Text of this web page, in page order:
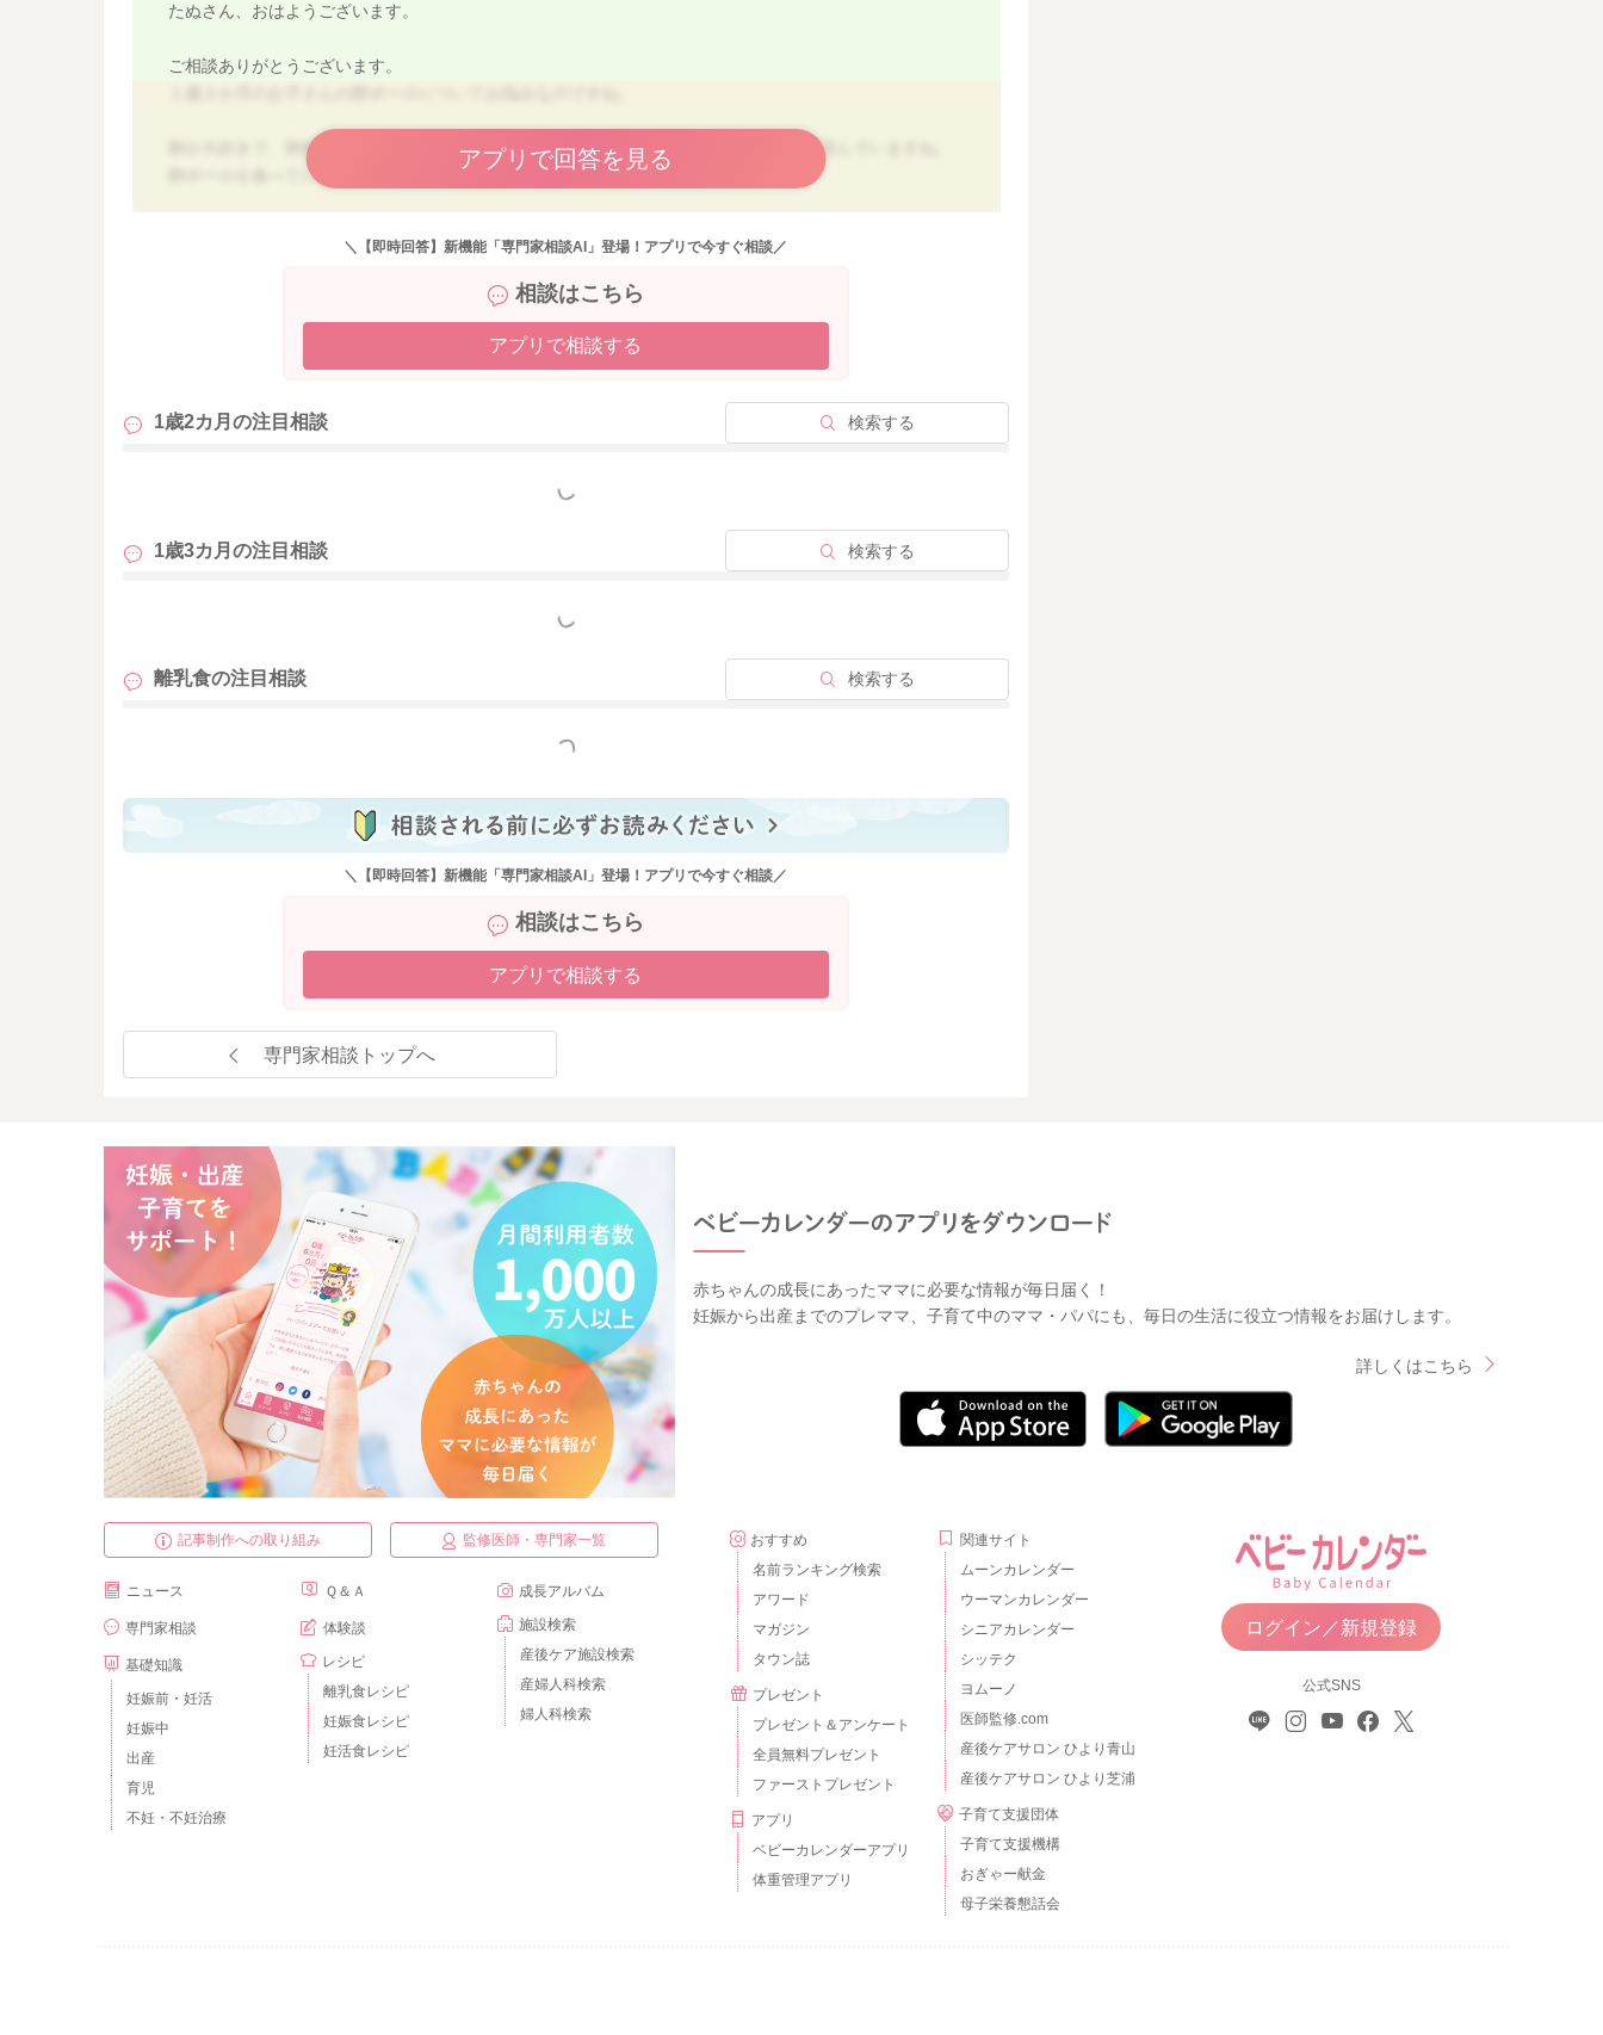
たぬさん、おはようございます。
ご相談ありがとうございます。
卵が大好きで、卵焼きなども問題なく食べられているとのこと、アレルギーチェックは済んでいますね。
卵ボーロを食べていただいて問題ありません。
りますので、甘いもの以外食べなくなるリスクを考えると、少量ずつ食べていただくのが安心ではありま
アプリで回答を見る
2024/9/13 9:21
＼【即時回答】新機能「専門家相談AI」登場！アプリで今すぐ相談／
相談はこちら
アプリで相談する
1歳2カ月の注目相談 検索する
もっと見る
1歳3カ月の注目相談 検索する
もっと見る
離乳食の注目相談 検索する
もっと見る
＼【即時回答】新機能「専門家相談AI」登場！アプリで今すぐ相談／
相談はこちら
アプリで相談する
専門家相談トップへ
赤ちゃんの成長にあったママに必要な情報が毎日届く！
妊娠から出産までのプレママ、子育て中のママ・パパにも、毎日の生活に役立つ情報をお届けします。
詳しくはこちら
記事制作への取り組み 監修医師・専門家一覧
ニュース
専門家相談
基礎知識
妊娠前・妊活
妊娠中
出産
育児
不妊・不妊治療
Ｑ＆Ａ
体験談
レシピ
離乳食レシピ
妊娠食レシピ
妊活食レシピ
成長アルバム
施設検索
産後ケア施設検索
産婦人科検索
婦人科検索
おすすめ
名前ランキング検索
アワード
マガジン
タウン誌
プレゼント
プレゼント＆アンケート
全員無料プレゼント
ファーストプレゼント
アプリ
ベビーカレンダーアプリ
体重管理アプリ
関連サイト
ムーンカレンダー
ウーマンカレンダー
シニアカレンダー
シッテク
ヨムーノ
医師監修.com
産後ケアサロン ひより青山
産後ケアサロン ひより芝浦
子育て支援団体
子育て支援機構
おぎゃー献金
母子栄養懇話会
ログイン／新規登録
公式SNS